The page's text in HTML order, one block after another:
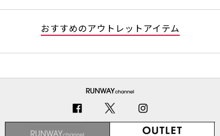
おすすめのアウトレットアイテム